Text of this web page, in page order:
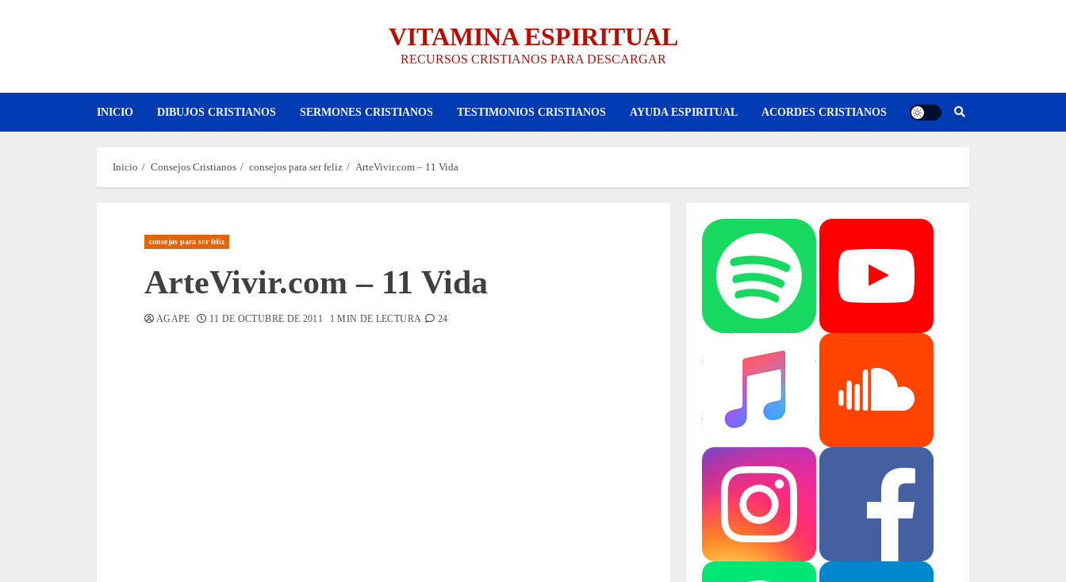
VITAMINA ESPIRITUAL
RECURSOS CRISTIANOS PARA DESCARGAR
INICIO DIBUJOS CRISTIANOS SERMONES CRISTIANOS TESTIMONIOS CRISTIANOS AYUDA ESPIRITUAL ACORDES CRISTIANOS
Inicio Consejos Cristianos consejos para ser feliz ArteVivir.com – 11 Vida
consejos para ser feliz
ArteVivir.com – 11 Vida
AGAPE 11 DE OCTUBRE DE 2011 1 MIN DE LECTURA 24